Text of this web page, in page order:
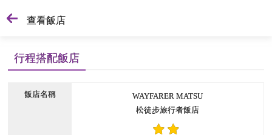
查看飯店
行程搭配飯店
WAYFARER MATSU
松徒步旅行者飯店